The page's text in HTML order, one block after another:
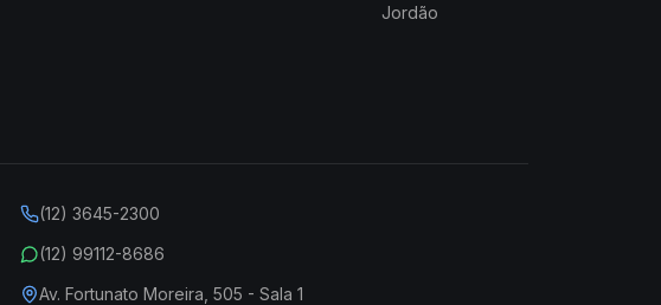
Jordão
(12) 3645-2300
(12) 99112-8686
Av. Fortunato Moreira, 505 - Sala 1